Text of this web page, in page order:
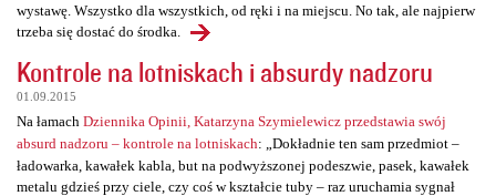
wystawę. Wszystko dla wszystkich, od ręki i na miejscu. No tak, ale najpierw
trzeba się dostać do środka.
Kontrole na lotniskach i absurdy nadzoru
01.09.2015
Na łamach Dziennika Opinii, Katarzyna Szymielewicz przedstawia swój
absurd nadzoru – kontrole na lotniskach: „Dokładnie ten sam przedmiot –
ładowarka, kawałek kabla, but na podwyższonej podeszwie, pasek, kawałek
metalu gdzieś przy ciele, czy coś w kształcie tuby – raz uruchamia sygnał